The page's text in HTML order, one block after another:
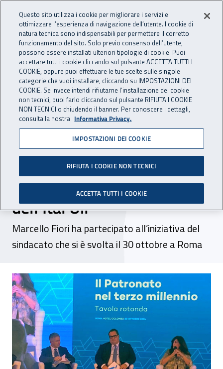
INAIL - Istituto Nazionale
Apri cerca
Navigazione principale
Navigazione - Ti trovi in:
Home Inail comunica News
31 ottobre 2024
Il Direttore Generale
dell’Inail alla presentazione
del bilancio sociale 2023
dell’Ital Uil
Marcello Fiori ha partecipato all’iniziativa del
sindacato che si è svolta il 30 ottobre a Roma
Il Direttore Generale dell’Inail alla
Questo sito utilizza i cookie per migliorare i servizi e
ottimizzare l’esperienza di navigazione dell’utente. I cookie di
natura tecnica sono indispensabili per permettere il corretto
funzionamento del sito. Solo previo consenso dell’utente,
possono essere installati ulteriori tipologie di cookie. Puoi
accettare tutti i cookie cliccando sul pulsante ACCETTA TUTTI I
COOKIE, oppure puoi effettuare le tue scelte sulle singole
categorie che vuoi installare, cliccando su IMPOSTAZIONI DEI
COOKIE. Se invece intendi rifiutarne l’installazione dei cookie
non tecnici, puoi farlo cliccando sul pulsante RIFIUTA I COOKIE
NON TECNICI o chiudendo il banner. Per conoscere i dettagli,
consulta la nostra Informativa Privacy.
IMPOSTAZIONI DEI COOKIE
RIFIUTA I COOKIE NON TECNICI
ACCETTA TUTTI I COOKIE